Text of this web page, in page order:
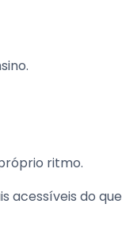
ritmo.
acessíveis do que